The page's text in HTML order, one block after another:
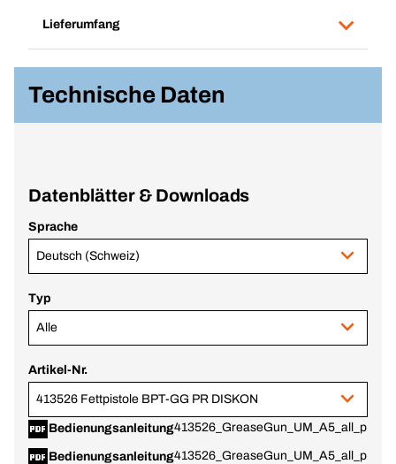
Lieferumfang
Technische Daten
Datenblätter & Downloads
Sprache
Deutsch (Schweiz)
Typ
Alle
Artikel-Nr.
413526 Fettpistole BPT-GG PR DISKON
Bedienungsanleitung
Bedienungsanleitung